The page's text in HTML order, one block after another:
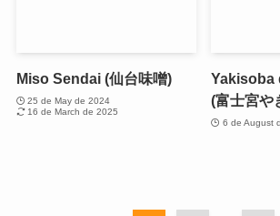
Miso Sendai (仙台味噌)
25 de May de 2024
16 de March de 2025
Yakisoba
(富士宮や
6 de August